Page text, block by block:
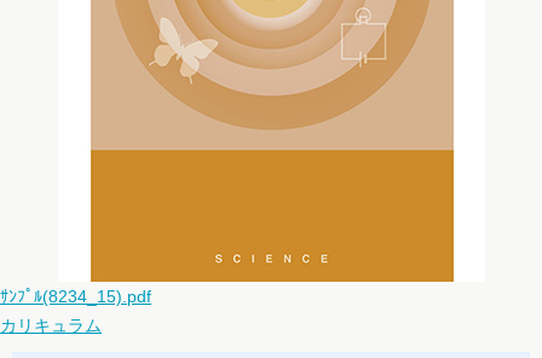
ｻﾝﾌﾟﾙ(8234_15).pdf
カリキュラム